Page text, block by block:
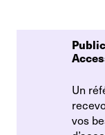
Un
vos